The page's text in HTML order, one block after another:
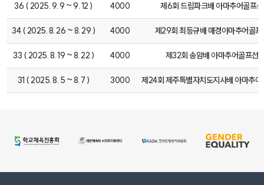
36 ( 2025. 9. 9 ~ 9. 12 ) 4000 제6회 드림파크배 아마추어골프
34 ( 2025. 8. 26 ~ 8. 29 ) 4000 제29회 최등규배 매경아마추어골
33 ( 2025. 8. 19 ~ 8. 22 ) 4000 제32회 송암배 아마추어골프선
31 ( 2025. 8. 5 ~ 8. 7 ) 3000 제24회 제주특별자치도지사배 아마추